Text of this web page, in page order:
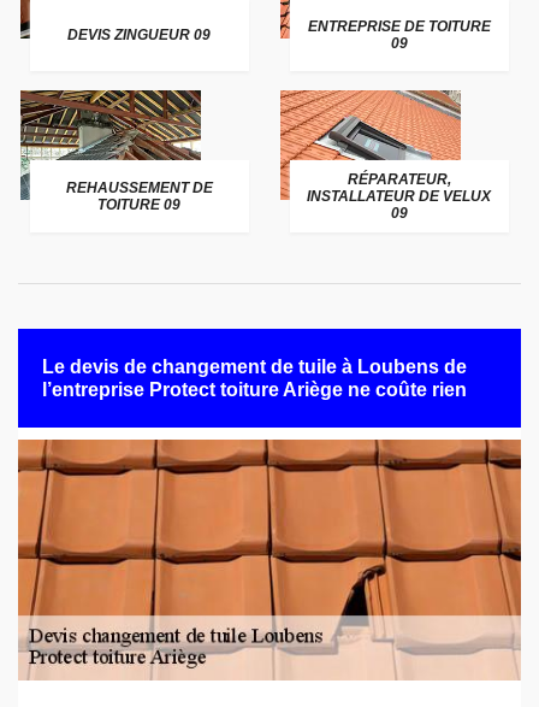
DEVIS ZINGUEUR 09
ENTREPRISE DE TOITURE
09
REHAUSSEMENT DE
TOITURE 09
RÉPARATEUR,
INSTALLATEUR DE VELUX
09
Le devis de changement de tuile à Loubens de
l’entreprise Protect toiture Ariège ne coûte rien